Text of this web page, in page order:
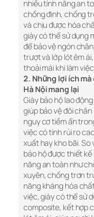
nhiều tính năng an
chống đinh, chống
và chịu được hóa
giày có thể sử dụng
để bảo vệ ngón
trượt và lớp lót êm
thoải mái khi làm
2. Những lợi ích
Hà Nội mang lại
Giày bảo hộ lao
giúp bảo vệ đôi
nguy cơ tiềm ẩn
việc có tính rủi ro
xuất hay kho bãi.
bảo hộ được thiết
năng an toàn như
xuyên, chống trơn
năng kháng hóa
việc, giày có thể sử
composite, kết hợp